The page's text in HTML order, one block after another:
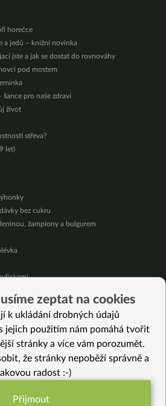
horečce
a jedů – knižní novinka
jste a jak se dostat do rovnováhy
pod mostem
pro naše zdraví
život
střeva?
let)
bez cukru
žampiony a bulgurem
krémem
želé
posiluje plíce
zeptat na cookies
k ukládání drobných údajů
jejich použitím nám pomáhá tvořit
stránky a více vám porozumět.
že stránky nepoběží správně a
radost :-)
Přijmout